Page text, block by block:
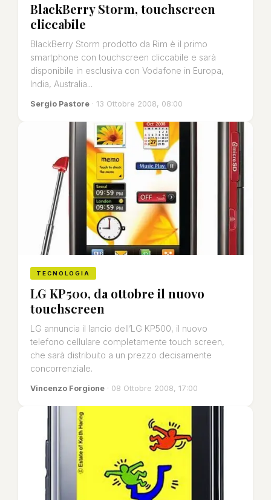
BlackBerry Storm, touchscreen
cliccabile
BlackBerry Storm prodotto da Rim è il primo
smartphone con touchscreen cliccabile e sarà
disponibile in esclusiva con Vodafone in Europa,
India, Australia...
Sergio Pastore · 13 Ottobre 2008, 08:00
TECNOLOGIA
LG KP500, da ottobre il nuovo
touchscreen
LG annuncia il lancio dell’LG KP500, il nuovo
telefono cellulare completamente touch screen,
che sarà distribuito a un prezzo decisamente
concorrenziale.
Vincenzo Forgione · 08 Ottobre 2008, 17:00